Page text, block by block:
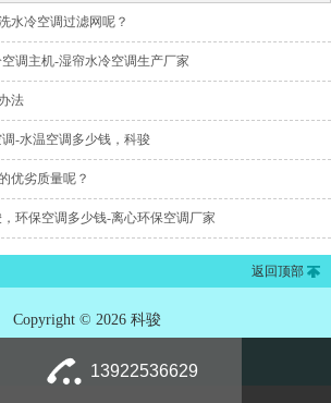
水冷空调过滤网呢？
调主机-湿帘水冷空调生产厂家
法
-水温空调多少钱，科骏
优劣质量呢？
环保空调多少钱-离心环保空调厂家
返回顶部
Copyright © 2026 科骏
13922536629